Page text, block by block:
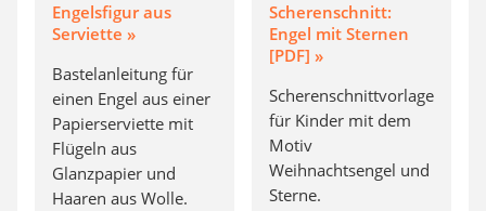
Engelsfigur aus
Serviette »
Bastelanleitung für
einen Engel aus einer
Papierserviette mit
Flügeln aus
Glanzpapier und
Haaren aus Wolle.
Scherenschnitt:
Engel mit Sternen
[PDF] »
Scherenschnittvorlage
für Kinder mit dem
Motiv
Weihnachtsengel und
Sterne.